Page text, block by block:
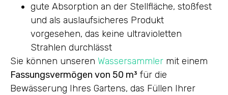
gute Absorption an der Stellfläche, stoßfest
und als auslaufsicheres Produkt
vorgesehen, das keine ultravioletten
Strahlen durchlässt
Sie können unseren Wassersammler mit einem
Fassungsvermögen von 50 m³ für die
Bewässerung Ihres Gartens, das Füllen Ihrer